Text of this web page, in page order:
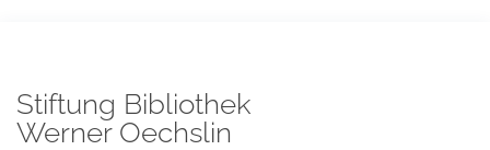
Stiftung Bibliothek
Werner Oechslin